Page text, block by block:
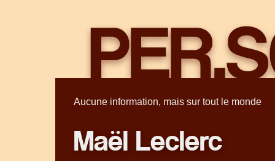
Aucune information, mais sur tout le monde
Maël Leclerc